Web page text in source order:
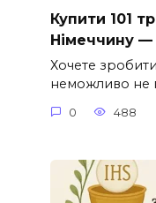
Купити 101
Німеччину —
Хочете
неможливо не
0 488